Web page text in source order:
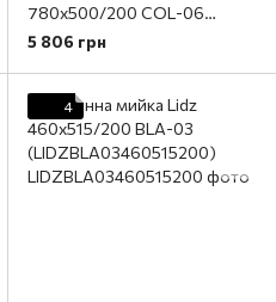
780x500/200 COL-06
(LIDZCOL06780500200)
5 806 грн
4